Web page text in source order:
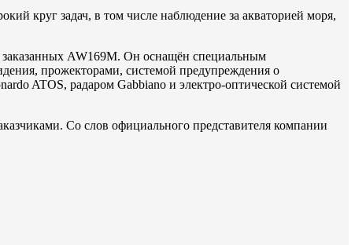
круг задач, в том числе наблюдение за акваторией моря,
заказанных AW169M. Он оснащён специальным
прожекторами, системой предупреждения о
ATOS, радаром Gabbiano и электро-оптической системой
Со слов официального представителя компании